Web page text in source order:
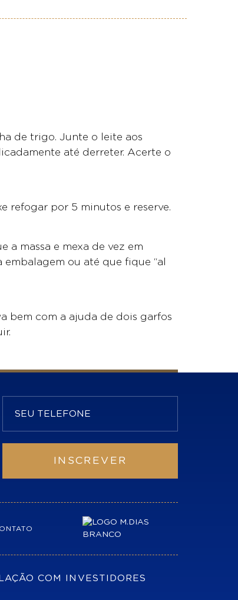
de trigo. Junte o leite aos
até derreter. Acerte o
refogar por 5 minutos e reserve.
a massa e mexa de vez em
ou até que fique “al
bem com a ajuda de dois garfos
INSCREVER
COM INVESTIDORES